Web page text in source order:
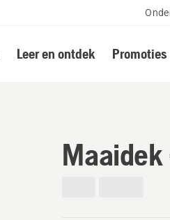
Leer en ontdek Promoties